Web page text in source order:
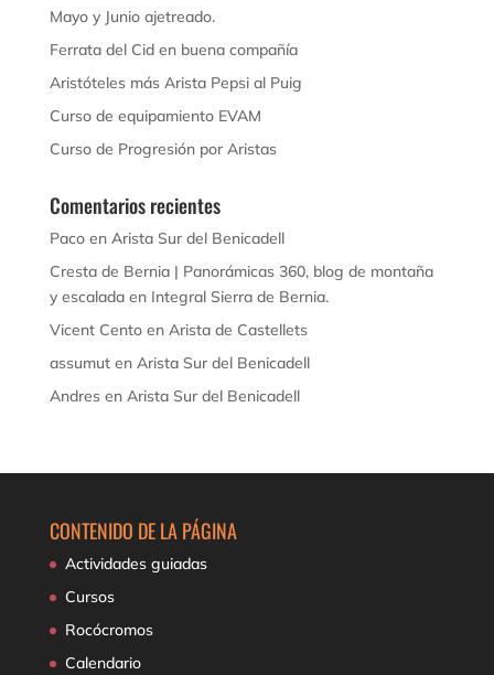
Mayo y Junio ajetreado.
Ferrata del Cid en buena compañía
Aristóteles más Arista Pepsi al Puig
Curso de equipamiento EVAM
Curso de Progresión por Aristas
Comentarios recientes
Pacoen Arista Sur del Benicadell
Cresta de Bernia | Panorámicas 360, blog de montaña
y escaladaen Integral Sierra de Bernia.
Vicent Centoen Arista de Castellets
assumuten Arista Sur del Benicadell
Andresen Arista Sur del Benicadell
CONTENIDO DE LA PÁGINA
Actividades guiadas
Cursos
Rocócromos
Calendario